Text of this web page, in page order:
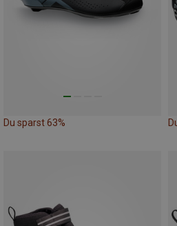
Du sparst 63%